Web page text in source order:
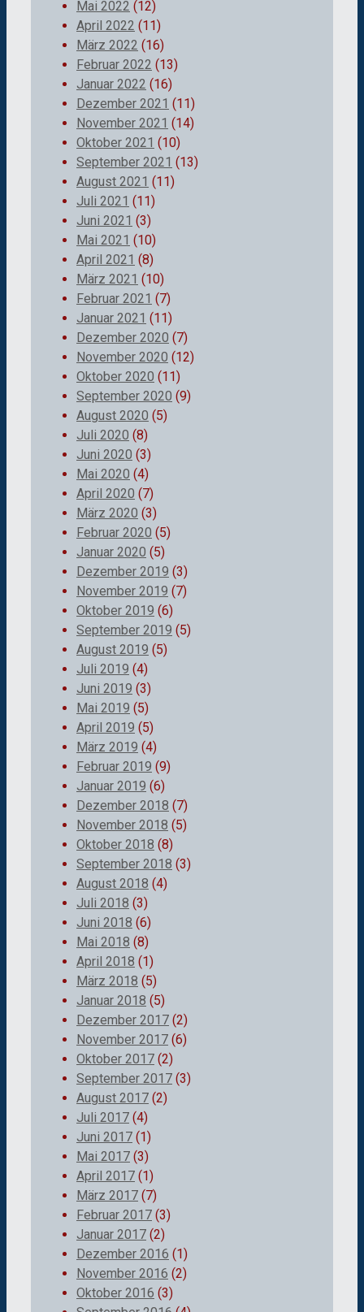
Mai 2022 (12)
April 2022 (11)
März 2022 (16)
Februar 2022 (13)
Januar 2022 (16)
Dezember 2021 (11)
November 2021 (14)
Oktober 2021 (10)
September 2021 (13)
August 2021 (11)
Juli 2021 (11)
Juni 2021 (3)
Mai 2021 (10)
April 2021 (8)
März 2021 (10)
Februar 2021 (7)
Januar 2021 (11)
Dezember 2020 (7)
November 2020 (12)
Oktober 2020 (11)
September 2020 (9)
August 2020 (5)
Juli 2020 (8)
Juni 2020 (3)
Mai 2020 (4)
April 2020 (7)
März 2020 (3)
Februar 2020 (5)
Januar 2020 (5)
Dezember 2019 (3)
November 2019 (7)
Oktober 2019 (6)
September 2019 (5)
August 2019 (5)
Juli 2019 (4)
Juni 2019 (3)
Mai 2019 (5)
April 2019 (5)
März 2019 (4)
Februar 2019 (9)
Januar 2019 (6)
Dezember 2018 (7)
November 2018 (5)
Oktober 2018 (8)
September 2018 (3)
August 2018 (4)
Juli 2018 (3)
Juni 2018 (6)
Mai 2018 (8)
April 2018 (1)
März 2018 (5)
Januar 2018 (5)
Dezember 2017 (2)
November 2017 (6)
Oktober 2017 (2)
September 2017 (3)
August 2017 (2)
Juli 2017 (4)
Juni 2017 (1)
Mai 2017 (3)
April 2017 (1)
März 2017 (7)
Februar 2017 (3)
Januar 2017 (2)
Dezember 2016 (1)
November 2016 (2)
Oktober 2016 (3)